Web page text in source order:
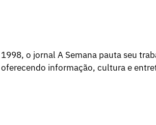
o jornal A Semana pauta seu
informação, cultura e